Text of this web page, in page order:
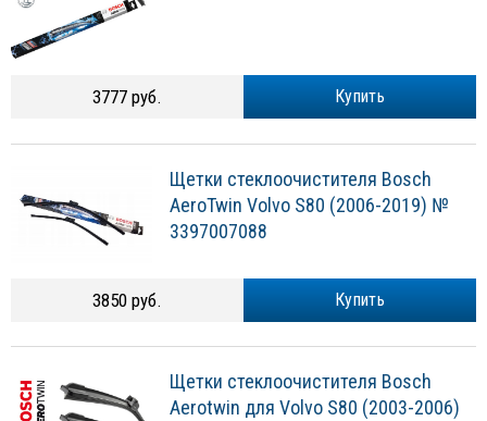
Купить
3777 руб.
Щетки стеклоочистителя Bosch
AeroTwin Volvo S80 (2006-2019) №
3397007088
Купить
3850 руб.
Щетки стеклоочистителя Bosch
Aerotwin для Volvo S80 (2003-2006)